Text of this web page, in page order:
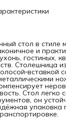
стол в стиле
и
гостиных,
Столешница
Стол легко
он
упаковка